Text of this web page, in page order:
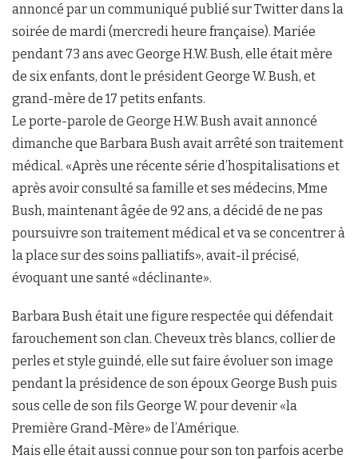
annoncé par un communiqué publié sur Twitter dans la
soirée de mardi (mercredi heure française). Mariée
pendant 73 ans avec George H.W. Bush, elle était mère
de six enfants, dont le président George W. Bush, et
grand-mère de 17 petits enfants.
Le porte-parole de George H.W. Bush avait annoncé
dimanche que Barbara Bush avait arrêté son traitement
médical. «Après une récente série d’hospitalisations et
après avoir consulté sa famille et ses médecins, Mme
Bush, maintenant âgée de 92 ans, a décidé de ne pas
poursuivre son traitement médical et va se concentrer à
la place sur des soins palliatifs», avait-il précisé,
évoquant une santé «déclinante».
Barbara Bush était une figure respectée qui défendait
farouchement son clan. Cheveux très blancs, collier de
perles et style guindé, elle sut faire évoluer son image
pendant la présidence de son époux George Bush puis
sous celle de son fils George W. pour devenir «la
Première Grand-Mère» de l’Amérique.
Mais elle était aussi connue pour son ton parfois acerbe